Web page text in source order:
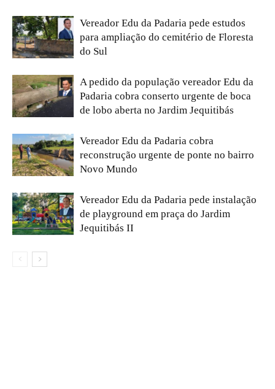
Vereador Edu da Padaria pede estudos
para ampliação do cemitério de Floresta
do Sul
A pedido da população vereador Edu da
Padaria cobra conserto urgente de boca
de lobo aberta no Jardim Jequitibás
Vereador Edu da Padaria cobra
reconstrução urgente de ponte no bairro
Novo Mundo
Vereador Edu da Padaria pede instalação
de playground em praça do Jardim
Jequitibás II